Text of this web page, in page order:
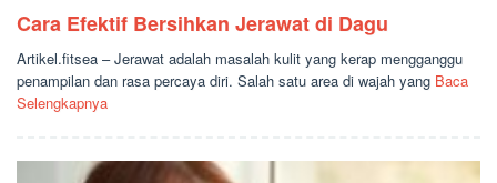
Cara Efektif Bersihkan Jerawat di Dagu
Artikel.fitsea – Jerawat adalah masalah kulit yang kerap mengganggu
penampilan dan rasa percaya diri. Salah satu area di wajah yang Baca
Selengkapnya